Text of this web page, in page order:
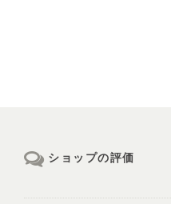
ショップの評価